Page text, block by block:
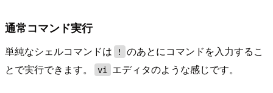
通常コマンド実行
単純なシェルコマンドは !
のあとにコマンドを入力するこ
とで実行できます。
vi エディタのような感じです。